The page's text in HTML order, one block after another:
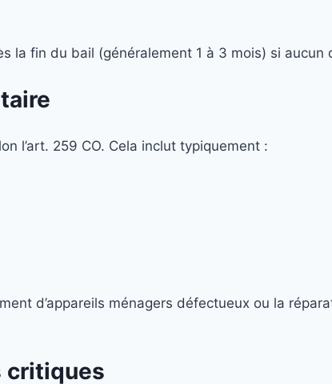
fin du bail (généralement 1 à 3 mois) si aucun
l’art. 259 CO. Cela inclut typiquement :
d’appareils ménagers défectueux ou la
critiques